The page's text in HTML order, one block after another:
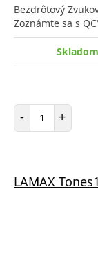
Bezdrôtový
Zoznámte sa s
- Počet
+
LAMAX